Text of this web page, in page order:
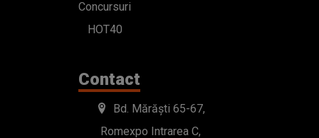
Concursuri
HOT40
Contact
Bd. Mărăști 65-67,
Romexpo Intrarea C,